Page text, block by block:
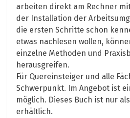
arbeiten direkt am Rechner
der Installation der
die ersten Schritte schon
etwas nachlesen wollen,
einzelne Methoden und
herausgreifen.
Für Quereinsteiger und alle
Schwerpunkt. Im Angebot ist
möglich. Dieses Buch ist nur
erhältlich.